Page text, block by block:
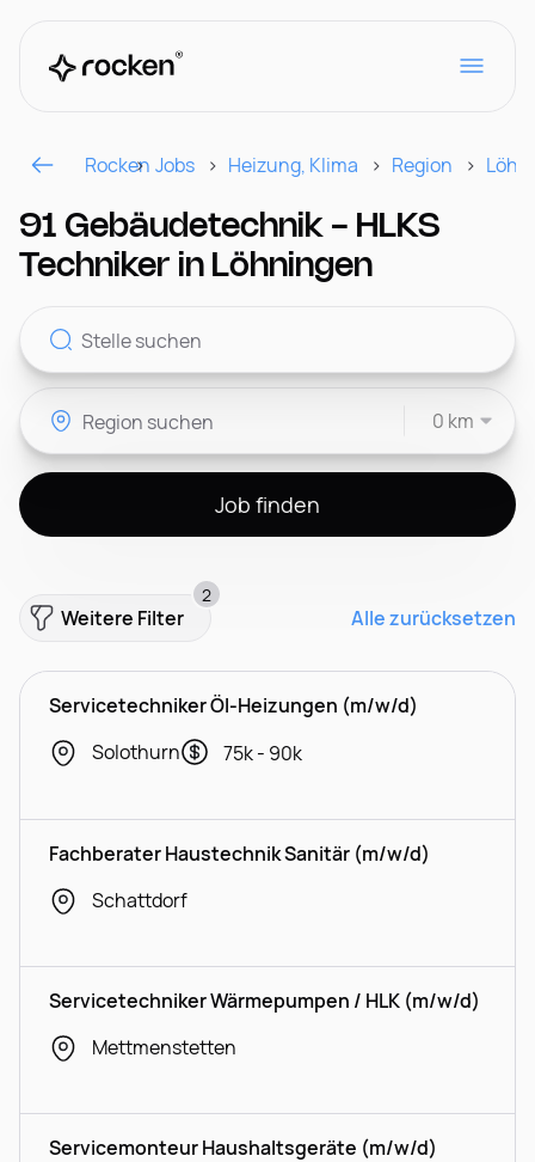
Für Arbeitgeber
Kontakt
CH
Rocken Jobs Heizung, Klima Region
91 Gebäudetechnik - HLKS
Techniker in Löhningen
0 km
Job finden
Weitere Filter
2
Alle zurücksetzen
Servicetechniker Öl-Heizungen (m/w/d)
Solothurn
75k - 90k
Fachberater Haustechnik Sanitär (m/w/d)
Schattdorf
Servicetechniker Wärmepumpen / HLK (m/w/d)
Mettmenstetten
Servicemonteur Haushaltsgeräte (m/w/d)